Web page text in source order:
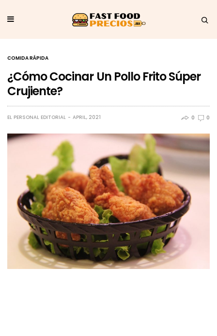
COMIDA RÁPIDA
¿Cómo Cocinar Un Pollo Frito Súper
Crujiente?
EL PERSONAL EDITORIAL APRIL, 2021 0 0